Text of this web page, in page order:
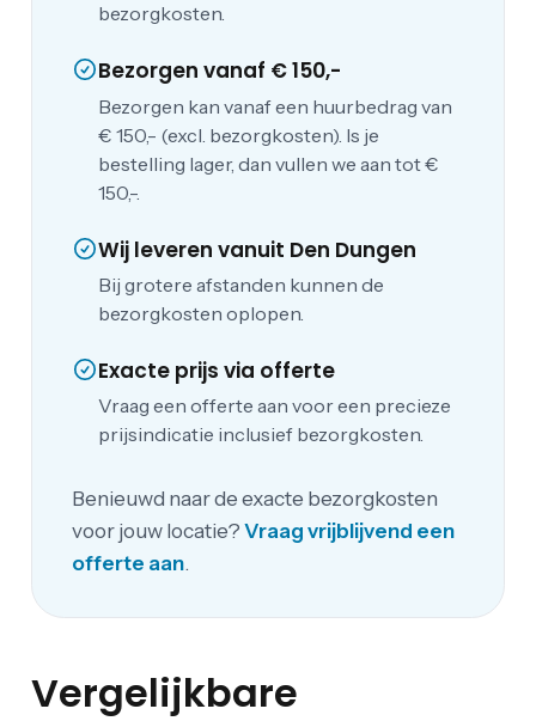
bezorgkosten.
Bezorgen vanaf € 150,-
Bezorgen kan vanaf een huurbedrag van
€ 150,- (excl. bezorgkosten). Is je
bestelling lager, dan vullen we aan tot €
150,-.
Wij leveren vanuit Den Dungen
Bij grotere afstanden kunnen de
bezorgkosten oplopen.
Exacte prijs via offerte
Vraag een offerte aan voor een precieze
prijsindicatie inclusief bezorgkosten.
Benieuwd naar de exacte bezorgkosten
voor jouw locatie?Vraag vrijblijvend een
offerte aan.
Vergelijkbare